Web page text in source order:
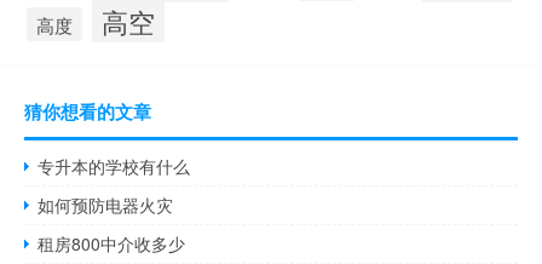
高度 高空
猜你想看的文章
专升本的学校有什么
如何预防电器火灾
租房800中介收多少